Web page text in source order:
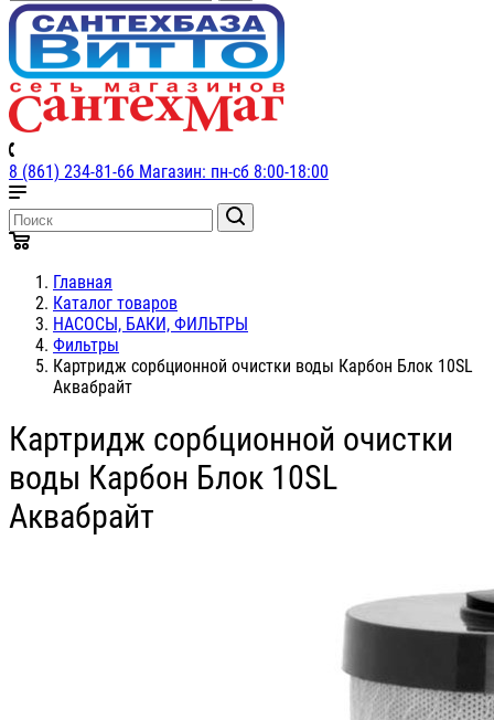
8 (861) 234-81-66 Магазин: пн-сб 8:00-18:00
Главная
Каталог товаров
НАСОСЫ, БАКИ, ФИЛЬТРЫ
Фильтры
Картридж сорбционной очистки воды Карбон Блок 10SL
Аквабрайт
Картридж сорбционной очистки
воды Карбон Блок 10SL
Аквабрайт